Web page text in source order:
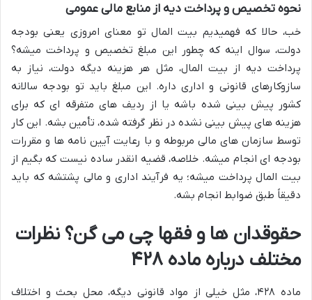
نحوه تخصیص و پرداخت دیه از منابع مالی عمومی
خب، حالا که فهمیدیم بیت المال تو معنای امروزی یعنی بودجه
دولت، سوال اینه که چطور این مبلغ تخصیص و پرداخت میشه؟
پرداخت دیه از بیت المال، مثل هر هزینه دیگه دولت، نیاز به
سازوکارهای قانونی و اداری داره. این مبلغ باید تو بودجه سالانه
کشور پیش بینی شده باشه یا از ردیف های متفرقه ای که برای
هزینه های پیش بینی نشده در نظر گرفته شده، تأمین بشه. این کار
توسط سازمان های مالی مربوطه و با رعایت آیین نامه ها و مقررات
بودجه ای انجام میشه. خلاصه، قضیه انقدر ساده نیست که بگیم از
بیت المال پرداخت میشه؛ یه فرآیند اداری و مالی پشتشه که باید
دقیقاً طبق ضوابط انجام بشه.
حقوقدان ها و فقها چی می گن؟ نظرات
مختلف درباره ماده ۴۲۸
ماده ۴۲۸، مثل خیلی از مواد قانونی دیگه، محل بحث و اختلاف